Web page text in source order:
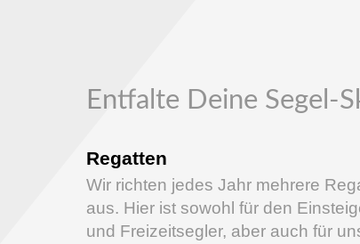
Entfalte Deine Segel-
Regatten
Wir richten jedes Jahr mehrere
aus. Hier ist sowohl für den
und Freizeitsegler, aber auch für